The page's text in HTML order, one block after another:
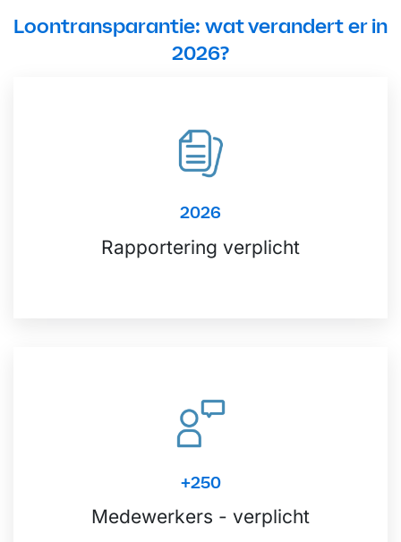
Loontransparantie: wat verandert er in
2026?
2026
Rapportering verplicht
+250
Medewerkers - verplicht